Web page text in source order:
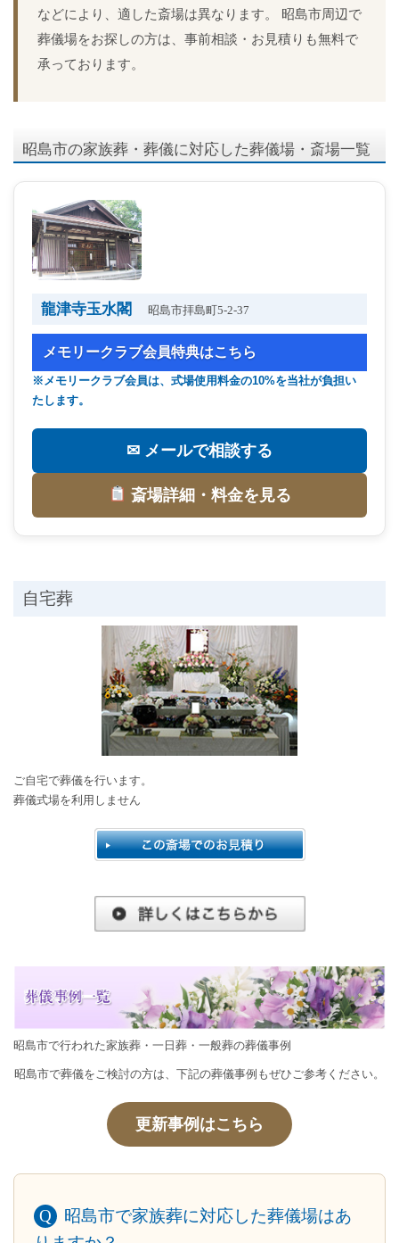
などにより、適した斎場は異なります。 昭島市周辺で
葬儀場をお探しの方は、事前相談・お見積りも無料で
承っております。
昭島市の家族葬・葬儀に対応した葬儀場・斎場一覧
龍津寺玉水閣 昭島市拝島町5-2-37
メモリークラブ会員特典はこちら
※メモリークラブ会員は、式場使用料金の10%を当社が負担い
たします。
✉ メールで相談する
斎場詳細・料金を見る
自宅葬
ご自宅で葬儀を行います。
葬儀式場を利用しません
昭島市で行われた家族葬・一日葬・一般葬の葬儀事例
昭島市で葬儀をご検討の方は、下記の葬儀事例もぜひご参考ください。
更新事例はこちら
昭島市で家族葬に対応した葬儀場はあ